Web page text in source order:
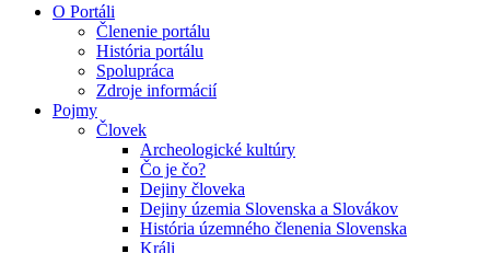
O Portáli
Členenie portálu
História portálu
Spolupráca
Zdroje informácií
Pojmy
Človek
Archeologické kultúry
Čo je čo?
Dejiny človeka
Dejiny územia Slovenska a Slovákov
História územného členenia Slovenska
Králi